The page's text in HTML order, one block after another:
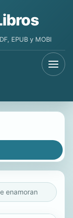
EPUB y MOBI
enamoran